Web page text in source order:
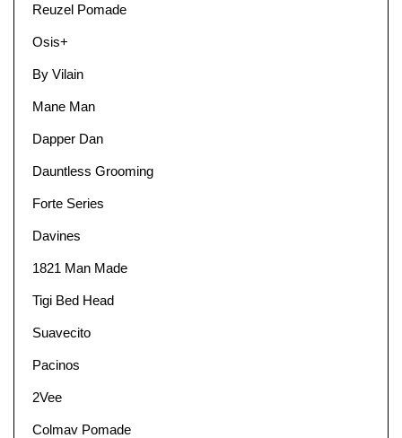
Reuzel Pomade
Osis+
By Vilain
Mane Man
Dapper Dan
Dauntless Grooming
Forte Series
Davines
1821 Man Made
Tigi Bed Head
Suavecito
Pacinos
2Vee
Colmav Pomade